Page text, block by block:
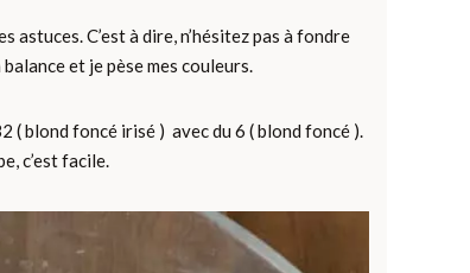
C’est à dire, n’hésitez pas à fondre
et je pèse mes couleurs.
( blond foncé irisé ) avec du 6 ( blond foncé ).
c’est facile.